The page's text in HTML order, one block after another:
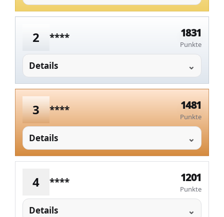
2 **** 1831
Punkte
Details
3 **** 1481
Punkte
Details
4 **** 1201
Punkte
Details